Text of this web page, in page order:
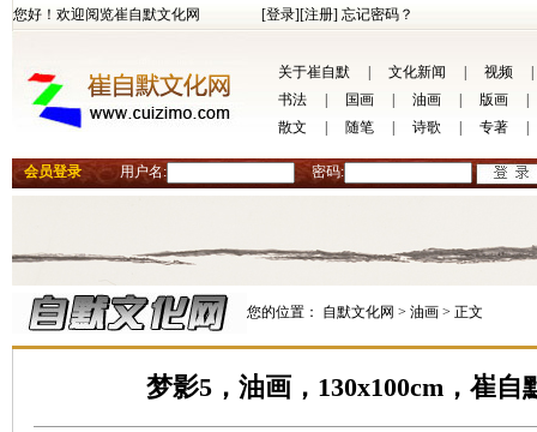
您好！欢迎阅览崔自默文化网 [登录][注册] 忘记密码？
关于崔自默 文化新闻 视频
书法
国画 油画 版画
散文
随笔 诗歌 专著
会员登录 用户名: 密码:
您的位置： 自默文化网 > 油画 > 正文
梦影5，油画，130x100cm，崔自